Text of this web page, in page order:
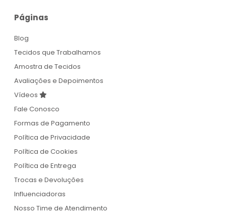
Páginas
Blog
Tecidos que Trabalhamos
Amostra de Tecidos
Avaliações e Depoimentos
Vídeos
Fale Conosco
Formas de Pagamento
Política de Privacidade
Política de Cookies
Política de Entrega
Trocas e Devoluções
Influenciadoras
Nosso Time de Atendimento